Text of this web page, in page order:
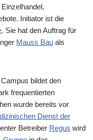
Initiator ist die
. Sie hat den Auftrag für
Mauss Bau als
bildet den
frequentierten
wurde bereits vor
Dienst der
Betreiber Regus wird